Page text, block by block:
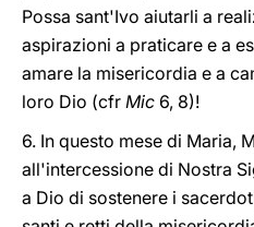
Possa sant'Ivo aiutarli a
aspirazioni a praticare e a
amare la misericordia e a
loro Dio (cfr Mic 6, 8)!
6. In questo mese di Maria,
all'intercessione di Nostra
a Dio di sostenere i